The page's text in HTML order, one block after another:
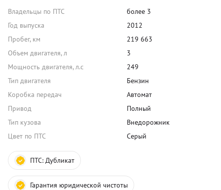
Владельцы по ПТС
более 3
Год выпуска
2012
Пробег, км
219 663
Объем двигателя, л
3
Мощность двигателя, л.с
249
Тип двигателя
Бензин
Коробка передач
Автомат
Привод
Полный
Тип кузова
Внедорожник
Цвет по ПТС
Серый
ПТС: Дубликат
Гарантия юридической чистоты